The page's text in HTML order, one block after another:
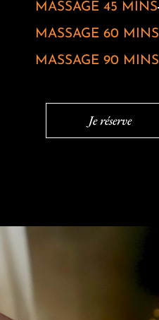
MASSAGE 45 MINS
MASSAGE 60 MINS
MASSAGE 90 MINS
Je réserve